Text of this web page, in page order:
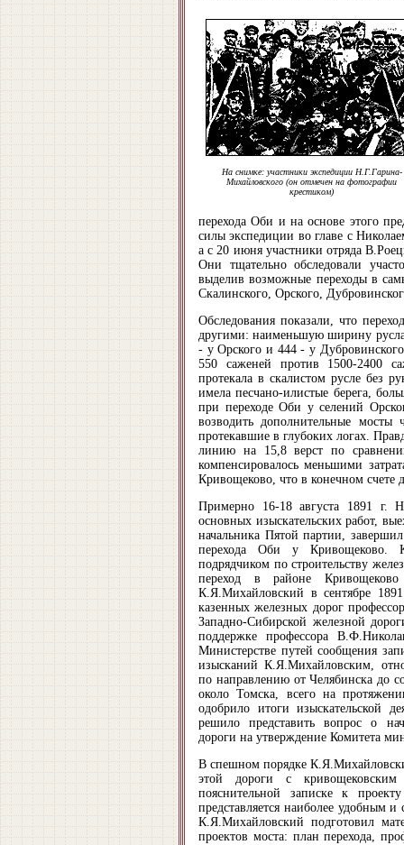
На снимке: участники экспедиции Н.Г.Гарина-
Михайловского (он отмечен на фотографии
крестиком)
перехода Оби и на основе этого
силы экспедиции во главе с
а с 20 июня участники отряда
Они тщательно обследовали
выделив возможные переходы в
Скалинского, Орского,
Обследования показали, что
другими: наименьшую ширину
- у Орского и 444 - у
550 саженей против 1500-2400
протекала в скалистом русле без
имела песчано-илистые берега,
при переходе Оби у селений
возводить дополнительные
протекавшие в глубоких логах.
линию на 15,8 верст по
компенсировалось меньшими
Кривощеково, что в конечном счете
Примерно 16-18 августа 1891 г.
основных изыскательских работ,
начальника Пятой партии,
перехода Оби у Кривощеково.
подрядчиком по строительству
переход в районе
К.Я.Михайловский в сентябре
казенных железных дорог
Западно-Сибирской железной
поддержке профессора
Министерстве путей сообщения
изысканий К.Я.Михайловским,
по направлению от Челябинска до
около Томска, всего на
одобрило итоги изыскательской
решило представить вопрос о
дороги на утверждение Комитета
В спешном порядке
этой дороги с
пояснительной записке к
представляется наиболее удобным
К.Я.Михайловский подготовил
проектов моста: план перехода,